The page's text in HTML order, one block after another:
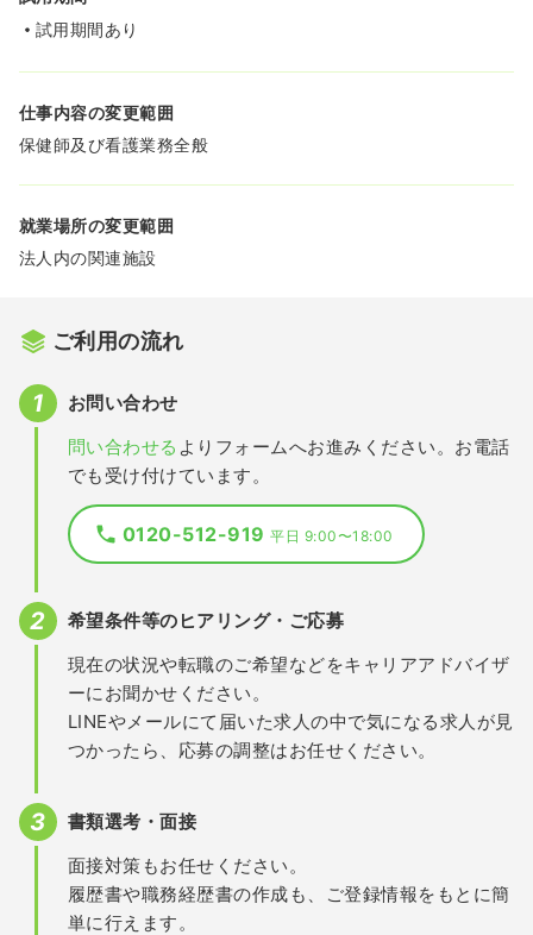
試用期間あり
仕事内容の変更範囲
保健師及び看護業務全般
就業場所の変更範囲
法人内の関連施設
ご利用の流れ
お問い合わせ
問い合わせる よりフォームへお進みください。お電話
でも受け付けています。
0120-512-919平日 9:00〜18:00
希望条件等のヒアリング・ご応募
現在の状況や転職のご希望などをキャリアアドバイザ
ーにお聞かせください。
LINEやメールにて届いた求人の中で気になる求人が見
つかったら、応募の調整はお任せください。
書類選考・面接
面接対策もお任せください。
履歴書や職務経歴書の作成も、ご登録情報をもとに簡
単に行えます。